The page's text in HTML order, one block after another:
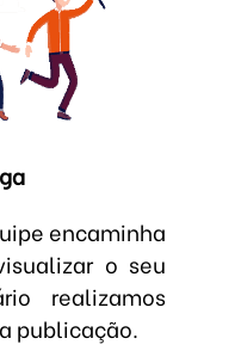
encaminha
o seu
realizamos
publicação.